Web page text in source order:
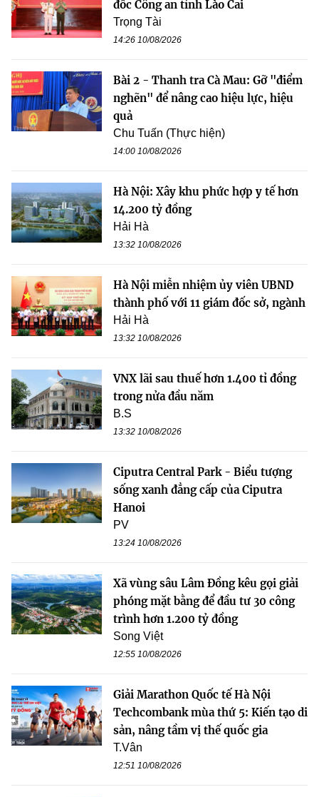
đốc Công an tỉnh Lào Cai
Trọng Tài
14:26 10/08/2026
Bài 2 - Thanh tra Cà Mau: Gỡ "điểm
nghẽn" để nâng cao hiệu lực, hiệu
quả
Chu Tuấn (Thực hiện)
14:00 10/08/2026
Hà Nội: Xây khu phức hợp y tế hơn
14.200 tỷ đồng
Hải Hà
13:32 10/08/2026
Hà Nội miễn nhiệm ủy viên UBND
thành phố với 11 giám đốc sở, ngành
Hải Hà
13:32 10/08/2026
VNX lãi sau thuế hơn 1.400 tỉ đồng
trong nửa đầu năm
B.S
13:32 10/08/2026
Ciputra Central Park - Biểu tượng
sống xanh đẳng cấp của Ciputra
Hanoi
PV
13:24 10/08/2026
Xã vùng sâu Lâm Đồng kêu gọi giải
phóng mặt bằng để đầu tư 30 công
trình hơn 1.200 tỷ đồng
Song Việt
12:55 10/08/2026
Giải Marathon Quốc tế Hà Nội
Techcombank mùa thứ 5: Kiến tạo di
sản, nâng tầm vị thế quốc gia
T.Vân
12:51 10/08/2026